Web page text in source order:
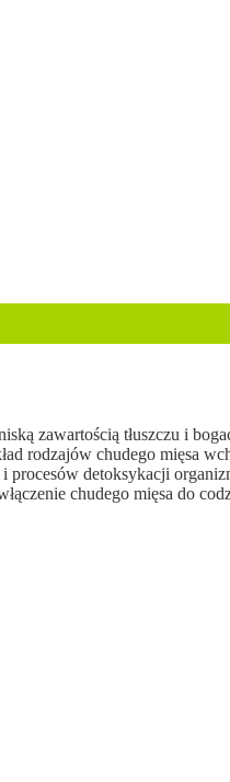
zawartością tłuszczu i
rodzajów chudego mięsa
detoksykacji
chudego mięsa do